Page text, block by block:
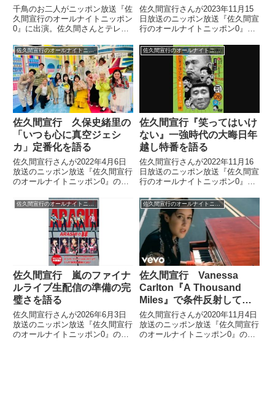
千鳥のお二人がニッポン放送『佐
久間宣行のオールナイトニッポン
0』に出演。佐久間さんとテレビ
倫中の現場を写真週刊誌に撮られ
た結果、遅刻してきた事件を振り
返り。さらには数々の大悟さんの
お酒やらかしについても話して
い...
佐久間宣行さんが2023年11月15
日放送のニッポン放送『佐久間宣
行のオールナイトニッポン0』の
ン」とバカにされていた10年使
ったダウンジャケットをメルカリ
で売り、新しいダウンを入手した
ことについて話していました。
佐久間宣行のオールナイトニッポン0
佐久間宣行 久保史緒里の
「いつも心に真空ジェシ
カ」定番化を語る
佐久間宣行さんが2022年4月6日
放送のニッポン放送『佐久間宣行
のオールナイトニッポン0』の中
を振り返り。佐久間さんのアドバ
イス「いつも心に真空ジェシカ」
を心に留めて『ラヴィット！』シ
ーズンレギュラーを乗り切ったと
いう件について話していました。
佐久間宣行のオールナイトニッポン0
佐久間宣行『笑ってはいけ
ない』一強時代の大晦日年
越し特番を語る
佐久間宣行さんが2022年11月16
日放送のニッポン放送『佐久間宣
行のオールナイトニッポン0』の
トーク。『笑ってはいけない』一
強時代、その裏でお笑い番組や芸
人番組ができない理由などについ
て話していました。
佐久間宣行 嵐のファイナ
ルライブ生配信の準備の完
璧さを語る
佐久間宣行さんが2026年6月3日
放送のニッポン放送『佐久間宣行
のオールナイトニッポン0』の中
佐久間宣行のオールナイトニッポン0
佐久間宣行 Vanessa
Carlton『A Thousand
Miles』で条件反射してし
まった話
佐久間宣行さんが2020年11月4日
放送のニッポン放送『佐久間宣行
のオールナイトニッポン0』の中